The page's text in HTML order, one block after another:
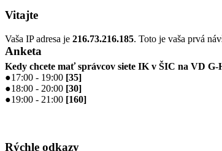
Vitajte
Vaša IP adresa je 216.73.216.185. Toto je vaša prvá
Anketa
Kedy chcete mať správcov siete IK v ŠIC na VD G-
●17:00 - 19:00 [35]
●18:00 - 20:00 [30]
●19:00 - 21:00 [160]
Rýchle odkazy